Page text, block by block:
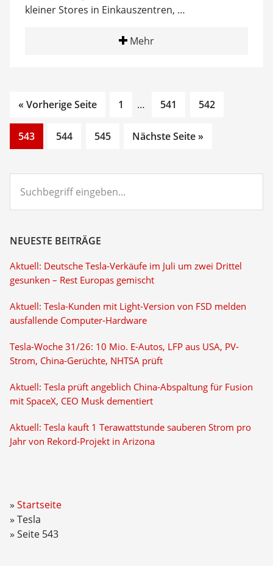
kleiner Stores in Einkauszentren, …
Mehr
« Vorherige Seite
Go
page
1
Interim
omitted
…
Go
page
541
Go
page
542
Go
to
543
Go
544
Go
545 Nächste Seite »
eingeben...
NEUESTE BEITRÄGE
Aktuell: Deutsche Tesla-Verkäufe im Juli um zwei Drittel
gesunken – Rest Europas gemischt
Aktuell: Tesla-Kunden mit Light-Version von FSD melden
ausfallende Computer-Hardware
Tesla-Woche 31/26: 10 Mio. E-Autos, LFP aus USA, PV-
Strom, China-Gerüchte, NHTSA prüft
Aktuell: Tesla prüft angeblich China-Abspaltung für Fusion
mit SpaceX, CEO Musk dementiert
Aktuell: Tesla kauft 1 Terawattstunde sauberen Strom pro
Jahr von Rekord-Projekt in Arizona
Startseite
Tesla
Seite 543